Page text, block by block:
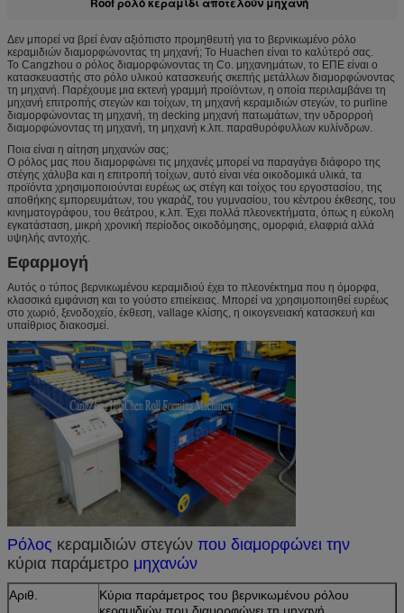
Δεν μπορεί να βρεί έναν αξιόπιστο προμηθευτή για το βερνικωμένο ρόλο
κεραμιδιών διαμορφώνοντας τη μηχανή; Το Huachen είναι το καλύτερό σας.
Το Cangzhou ο ρόλος διαμορφώνοντας τη Co. μηχανημάτων, το ΕΠΕ είναι ο
κατασκευαστής στο ρόλο υλικού κατασκευής σκεπής μετάλλων διαμορφώνοντας
τη μηχανή. Παρέχουμε μια εκτενή γραμμή προϊόντων, η οποία περιλαμβάνει τη
μηχανή επιτροπής στεγών και τοίχων, τη μηχανή κεραμιδιών στεγών, το purline
διαμορφώνοντας τη μηχανή, τη decking μηχανή πατωμάτων, την υδρορροή
διαμορφώνοντας τη μηχανή, τη μηχανή κ.λπ. παραθυρόφυλλων κυλίνδρων.
Ποια είναι η αίτηση μηχανών σας;
Ο ρόλος μας που διαμορφώνει τις μηχανές μπορεί να παραγάγει διάφορο της
στέγης χάλυβα και η επιτροπή τοίχων, αυτό είναι νέα οικοδομικά υλικά, τα
προϊόντα χρησιμοποιούνται ευρέως ως στέγη και τοίχος του εργοστασίου, της
αποθήκης εμπορευμάτων, του γκαράζ, του γυμνασίου, του κέντρου έκθεσης, του
κινηματογράφου, του θεάτρου, κ.λπ. Έχει πολλά πλεονεκτήματα, όπως η εύκολη
εγκατάσταση, μικρή χρονική περίοδος οικοδόμησης, ομορφιά, ελαφριά αλλά
υψηλής αντοχής.
Εφαρμογή
Αυτός ο τύπος βερνικωμένου κεραμιδιού έχει το πλεονέκτημα που η όμορφα,
κλασσικά εμφάνιση και το γούστο επιείκειας. Μπορεί να χρησιμοποιηθεί ευρέως
στο χωριό, ξενοδοχείο, έκθεση, vallage κλίσης, η οικογενειακή κατασκευή και
υπαίθριος διακοσμεί.
Ρόλος κεραμιδιών στεγών που διαμορφώνει την
κύρια παράμετρο μηχανών
Αριθ.
Κύρια παράμετρος του βερνικωμένου ρόλου
κεραμιδιών που διαμορφώνει τη μηχανή